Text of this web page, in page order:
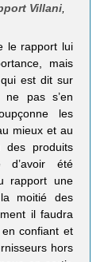
Villani
le rapport lui
mais
est dit sur
pas s’en
les
mieux et au
des produits
d’avoir été
rapport une
moitié des
il faudra
confiant et
hors